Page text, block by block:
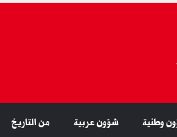
وطنية شؤون عربية من التاريخ